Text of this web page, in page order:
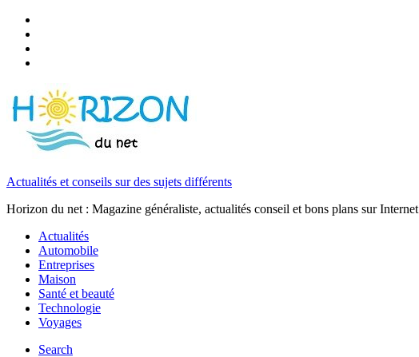
Actualités et conseils sur des sujets différents
Horizon du net : Magazine généraliste, actualités conseil et bons plans sur Internet
Actualités
Automobile
Entreprises
Maison
Santé et beauté
Technologie
Voyages
Search